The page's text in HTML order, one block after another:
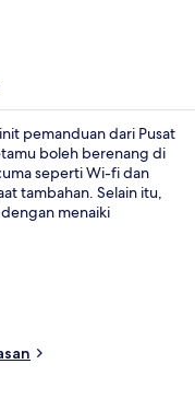
pemanduan dari Pusat
boleh berenang di
seperti Wi-fi dan
tambahan. Selain itu,
menaiki